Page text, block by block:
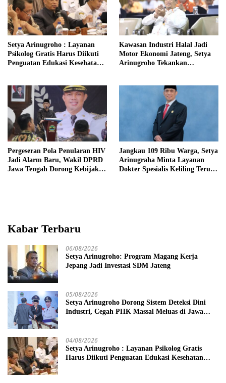
Setya Arinugroho : Layanan
Psikolog Gratis Harus Diikuti
Penguatan Edukasi Kesehatan
Kawasan Industri Halal Jadi
Motor Ekonomi Jateng, Setya
Arinugroho Tekankan
Pergeseran Pola Penularan HIV
Jadi Alarm Baru, Wakil DPRD
Jawa Tengah Dorong Kebijakan
Jangkau 109 Ribu Warga, Setya
Arinugraha Minta Layanan
Dokter Spesialis Keliling Terus
Kabar Terbaru
06/08/2026
Setya Arinugroho: Program Magang Kerja
Jepang Jadi Investasi SDM Jateng
05/08/2026
Setya Arinugroho Dorong Sistem Deteksi Dini
Industri, Cegah PHK Massal Meluas di Jawa
04/08/2026
Setya Arinugroho : Layanan Psikolog Gratis
Harus Diikuti Penguatan Edukasi Kesehatan